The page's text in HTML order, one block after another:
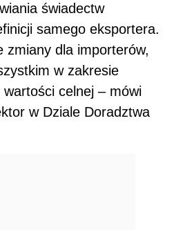
świadectw
samego eksportera.
zmiany dla importerów,
w zakresie
celnej – mówi
w Dziale Doradztwa